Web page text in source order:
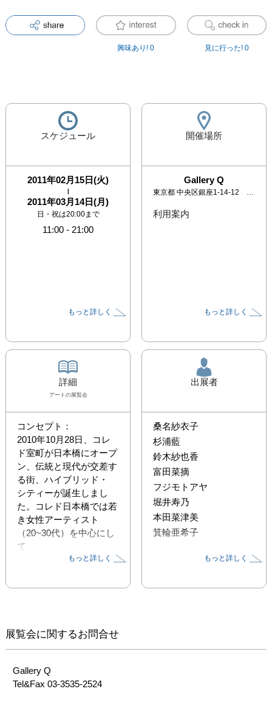
興味あり! 0 見に行った! 0
スケジュール
2011年02月15日(火)
|
2011年03月14日(月)
日・祝は20:00まで
11:00 - 21:00
もっと詳しく
開催場所
Gallery Q
東京都 中央区銀座1-14-12 楠本第17ビル3F
利用案内
もっと詳しく
詳細
アート の展覧会
コンセプト：
2010年10月28日、コレ
ド室町が日本橋にオープ
ン、伝統と現代が交差す
る街、ハイブリッド・
シティーが誕生しまし
た。コレド日本橋では若
き女性アーティスト
（20~30代）を中心にし
て
「COREDO Women‘s
2010年）を開催。本年度
Style < Spring Story
2011>」を開催いたしま
す。
もっと詳しく
出展者
桑名紗衣子
杉浦藍
鈴木紗也香
富田菜摘
フジモトアヤ
堀井寿乃
本田菜津美
箕輪亜希子
もっと詳しく
展覧会に関するお問合せ
Gallery Q
Tel&Fax 03-3535-2524